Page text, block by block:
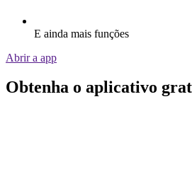
E ainda mais funções
Abrir a app
Obtenha o aplicativo